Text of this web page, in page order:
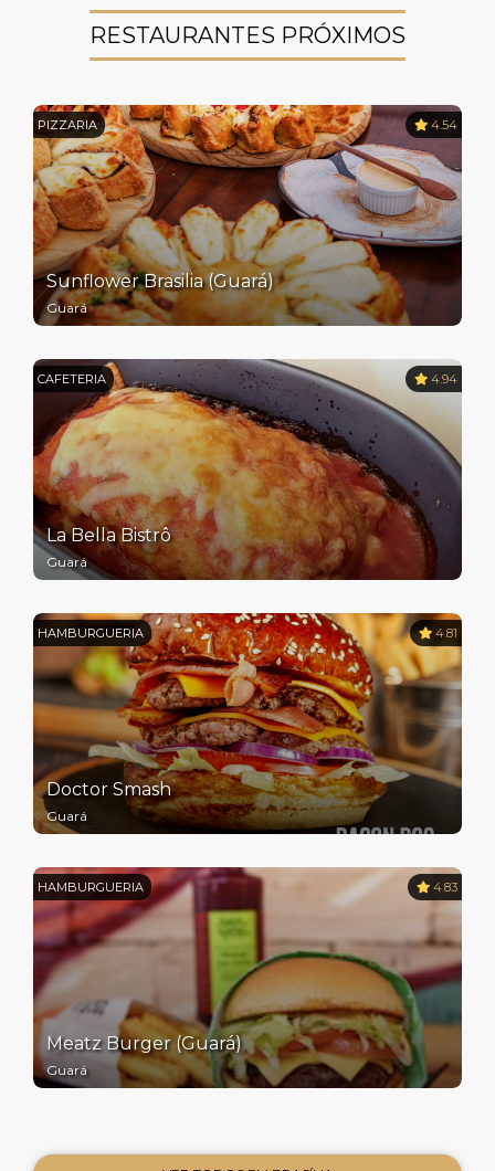
RESTAURANTES PRÓXIMOS
PIZZARIA 4.54
Sunflower Brasilia (Guará)
Guará
CAFETERIA 4.94
La Bella Bistrô
Guará
HAMBURGUERIA 4.81
Doctor Smash
Guará
HAMBURGUERIA 4.83
Meatz Burger (Guará)
Guará